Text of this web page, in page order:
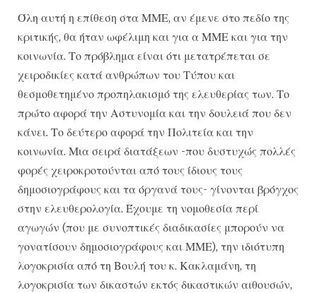
Όλη αυτή η επίθεση στα ΜΜΕ, αν έμενε στο πεδίο της
κριτικής, θα ήταν ωφέλιμη και για α ΜΜΕ και για την
κοινωνία. Το πρόβλημα είναι ότι μετατρέπεται σε
χειροδικίες κατά ανθρώπων του Τύπου και
θεσμοθετημένο προπηλακισμό της ελευθερίας των. Το
πρώτο αφορά την Αστυνομία και την δουλειά που δεν
κάνει. Το δεύτερο αφορά την Πολιτεία και την
κοινωνία. Μια σειρά διατάξεων -που δυστυχώς πολλές
φορές χειροκροτούνται από τους ίδιους τους
δημοσιογράφους και τα όργανά τους- γίνονται βρόγχος
στην ελευθερολογία. Έχουμε τη νομοθεσία περί
αγωγών (που με συνοπτικές διαδικασίες μπορούν να
γονατίσουν δημοσιογράφους και ΜΜΕ), την ιδιότυπη
λογοκρισία από τη Βουλή του κ. Κακλαμάνη, τη
λογοκρισία των δικαστών εκτός δικαστικών αιθουσών,